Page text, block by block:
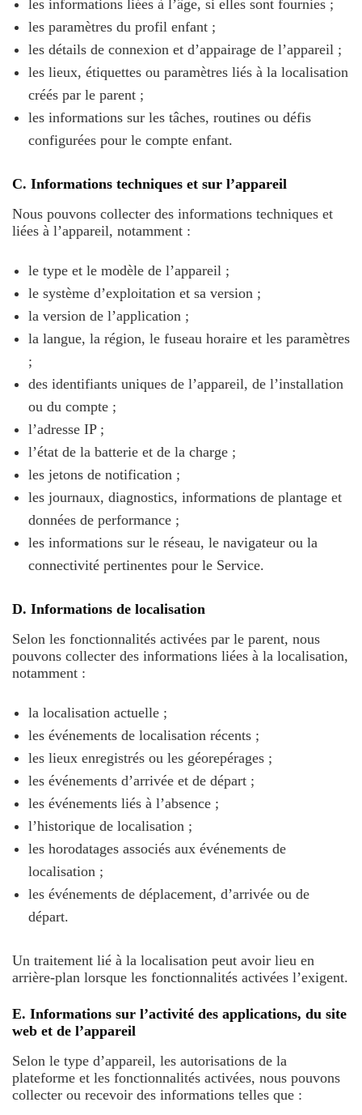
les informations liées à l’âge, si elles sont fournies ;
les paramètres du profil enfant ;
les détails de connexion et d’appairage de l’appareil ;
les lieux, étiquettes ou paramètres liés à la localisation
créés par le parent ;
les informations sur les tâches, routines ou défis
configurées pour le compte enfant.
C. Informations techniques et sur l’appareil
Nous pouvons collecter des informations techniques et
liées à l’appareil, notamment :
le type et le modèle de l’appareil ;
le système d’exploitation et sa version ;
la version de l’application ;
la langue, la région, le fuseau horaire et les paramètres
;
des identifiants uniques de l’appareil, de l’installation
ou du compte ;
l’adresse IP ;
l’état de la batterie et de la charge ;
les jetons de notification ;
les journaux, diagnostics, informations de plantage et
données de performance ;
les informations sur le réseau, le navigateur ou la
connectivité pertinentes pour le Service.
D. Informations de localisation
Selon les fonctionnalités activées par le parent, nous
pouvons collecter des informations liées à la localisation,
notamment :
la localisation actuelle ;
les événements de localisation récents ;
les lieux enregistrés ou les géorepérages ;
les événements d’arrivée et de départ ;
les événements liés à l’absence ;
l’historique de localisation ;
les horodatages associés aux événements de
localisation ;
les événements de déplacement, d’arrivée ou de
départ.
Un traitement lié à la localisation peut avoir lieu en
arrière-plan lorsque les fonctionnalités activées l’exigent.
E. Informations sur l’activité des applications, du site
web et de l’appareil
Selon le type d’appareil, les autorisations de la
plateforme et les fonctionnalités activées, nous pouvons
collecter ou recevoir des informations telles que :